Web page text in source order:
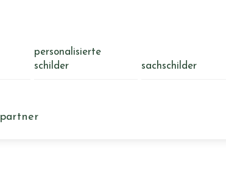
personalisierte
schilder
sachschilder
partner